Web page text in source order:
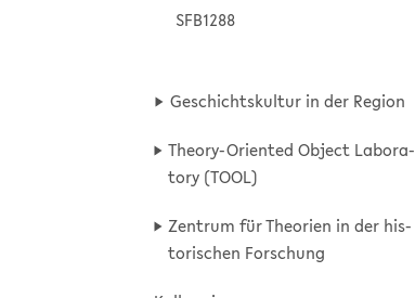
SFB1288
Ge­schichts­kul­tur in der Re­gi­on
Theory-​Oriented Ob­ject La­bo­ra­
to­ry (TOOL)
Zen­trum für Theo­rien in der his­
to­ri­schen For­schung